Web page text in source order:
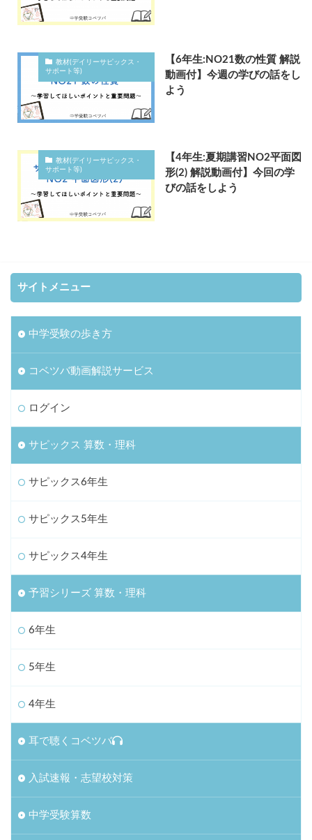
教材(デイリーサピックス・
サポート等)
【6年生:NO21数の性質 解説
動画付】今週の学びの話をし
よう
教材(デイリーサピックス・
サポート等)
【4年生:夏期講習NO2平面図
形(2) 解説動画付】今回の学
びの話をしよう
サイトメニュー
中学受験の歩き方
コベツバ動画解説サービス
ログイン
サピックス 算数・理科
サピックス6年生
サピックス5年生
サピックス4年生
予習シリーズ 算数・理科
6年生
5年生
4年生
耳で聴くコベツバ
入試速報・志望校対策
中学受験算数